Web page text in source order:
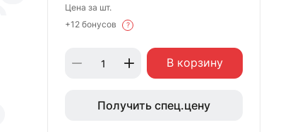
Цена за шт.
+12 бонусов
?
В корзину
Получить спец.цену